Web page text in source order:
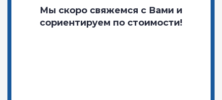
Мы скоро свяжемся с Вами и
сориентируем по стоимости!